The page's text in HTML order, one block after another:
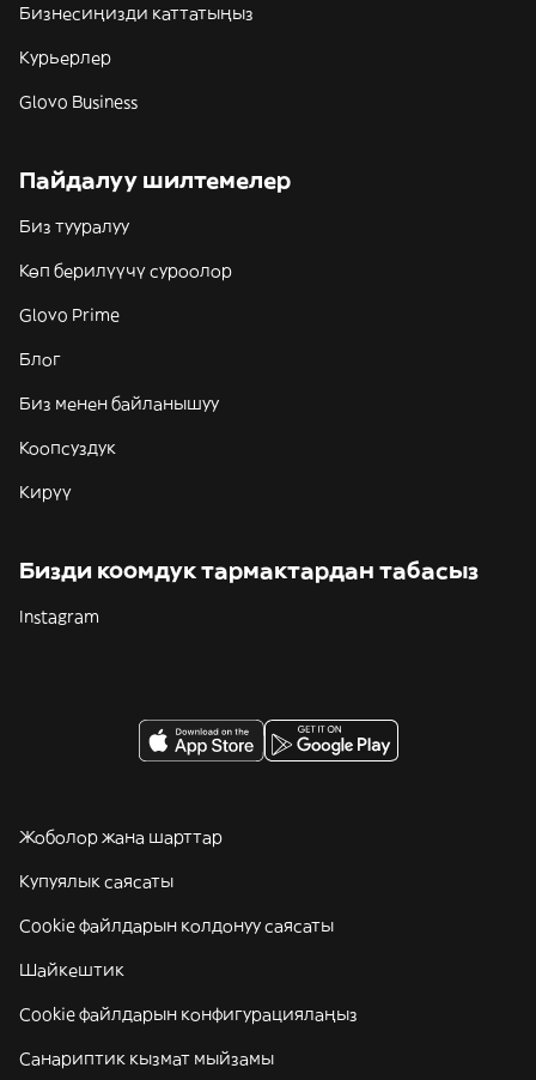
Бизнесиңизди каттатыңыз
Курьерлер
Glovo Business
Пайдалуу шилтемелер
Биз тууралуу
Көп берилүүчү суроолор
Glovo Prime
Блог
Биз менен байланышуу
Коопсуздук
Кирүү
Бизди коомдук тармактардан табасыз
Instagram
Жоболор жана шарттар
Купуялык саясаты
Cookie файлдарын колдонуу саясаты
Шайкештик
Cookie файлдарын конфигурациялаңыз
Санариптик кызмат мыйзамы